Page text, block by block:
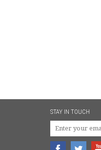
STAY IN TOUCH